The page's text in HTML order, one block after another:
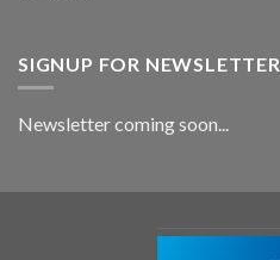
SIGNUP FOR NEWSLETTER
Newsletter coming soon...